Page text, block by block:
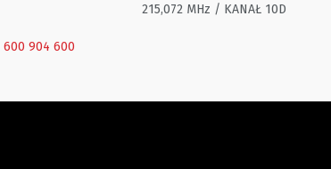
600 904 600
215,072 MHz / KANAŁ 10D